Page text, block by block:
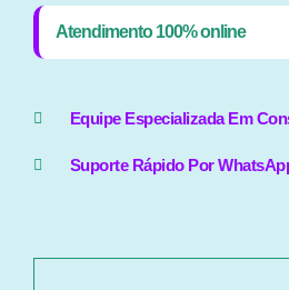
Atendimento 100% online
Equipe Especializada Em
Suporte Rápido Por